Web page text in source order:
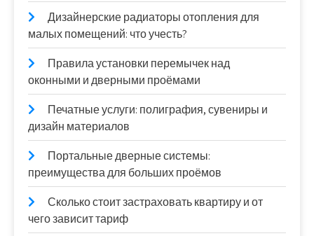
Дизайнерские радиаторы отопления для
малых помещений: что учесть?
Правила установки перемычек над
оконными и дверными проёмами
Печатные услуги: полиграфия, сувениры и
дизайн материалов
Портальные дверные системы:
преимущества для больших проёмов
Сколько стоит застраховать квартиру и от
чего зависит тариф